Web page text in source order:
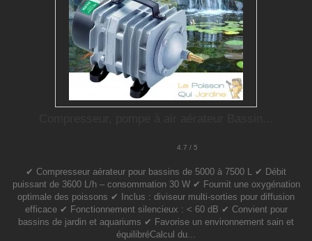
4.7 / 5
✔ Compresseur aérateur pour bassins de 5000 à 7500 L ✔ Débit
puissant de 3600 L/h – consommation 30 W ✔ Fournit une oxygénation
optimale des poissons ✔ Inclus : diviseur multi-sorties pour diffusion
efficace ✔ Fonctionnement silencieux : < 60 dB ✔ Convient pour
bassins de jardin et aquariums ✔ Favorise un environnement sain et
équilibréCalcul du...